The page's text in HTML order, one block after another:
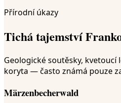
Přírodní úkazy
Tichá tajemství
Geologické soutěsky, kvetoucí
koryta — často známá pouze
Märzenbecherwald